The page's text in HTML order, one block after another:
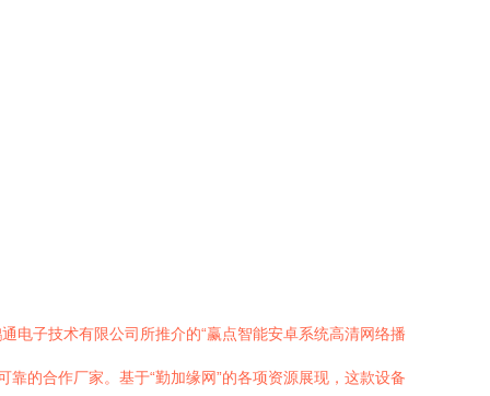
电子技术有限公司所推介的“赢点智能安卓系统高清网络播
的合作厂家。基于“勤加缘网”的各项资源展现，这款设备